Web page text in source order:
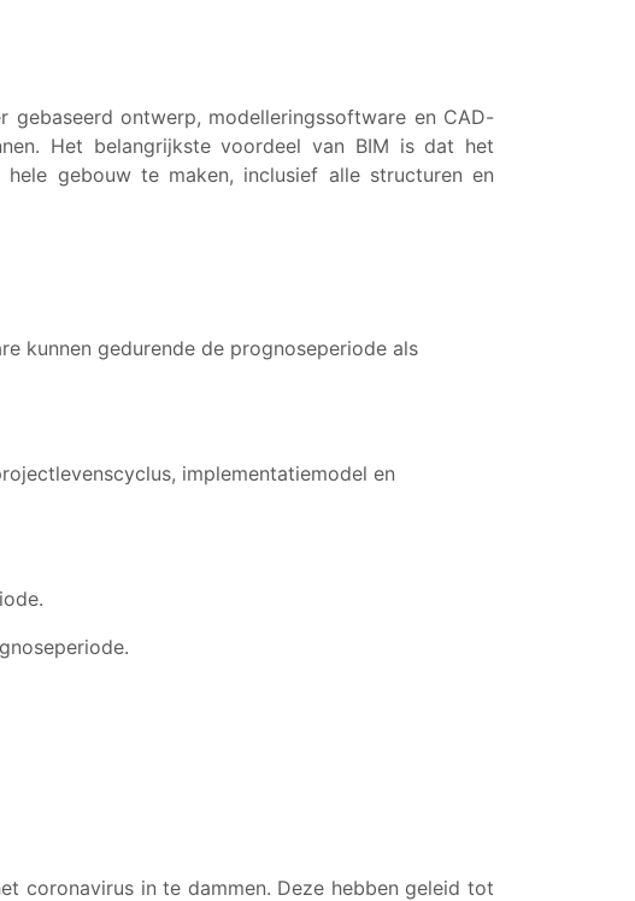
ontwerp, modelleringssoftware en CAD-
Het belangrijkste voordeel van BIM is dat het
gebouw te maken, inclusief alle structuren en
kunnen gedurende de prognoseperiode als
implementatiemodel en
coronavirus in te dammen. Deze hebben geleid tot